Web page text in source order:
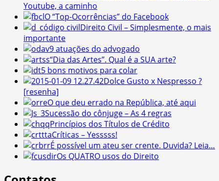
Youtube, a caminho
O “Top-Ocorrências” do Facebook
Direito Civil – Simplesmente, o mais
importante
9 atuações do advogado
“Dia das Artes”. Qual é a SUA arte?
5 bons motivos para colar
Dolce Gusto x Nespresso ?
[resenha]
O que deu errado na República, até aqui
Sucessão do cônjuge – As 4 regras
Princípios dos Títulos de Crédito
Críticas – Yesssss!
É possível um ateu ser crente. Duvida? Leia…
Os QUATRO usos do Direito